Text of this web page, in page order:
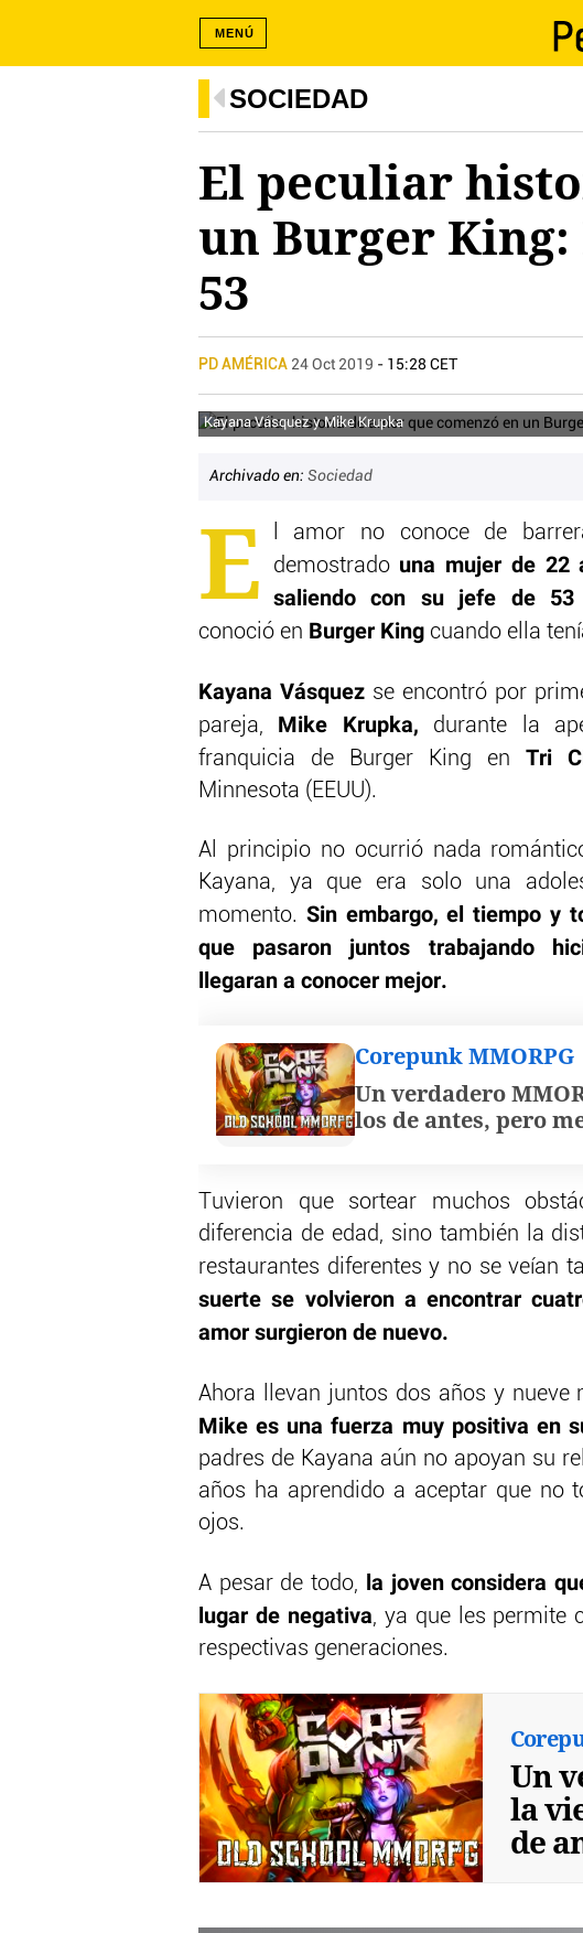
MENÚ
SOCIEDAD
El peculiar
un Burger King:
53
PD AMÉRICA 24 Oct 2019 - 15:28 CET
Kayana Vásquez y Mike Krupka
Archivado en: Sociedad
E
l amor no conoce de
demostradouna mujer de 22
saliendo con su jefe de 53
conoció en Burger King cuando ella
Kayana Vásquez se encontró por
pareja, Mike Krupka, durante la
franquicia de Burger King en
Tri
Minnesota (EEUU).
Al principio no ocurrió nada
Kayana, ya que era solo una
momento. Sin embargo, el tiempo y
que pasaron juntos trabajando
llegaran a conocer mejor.
Corepunk MMORPG
Un verdadero
los de antes, pero
Tuvieron que sortear muchos
diferencia de edad, sino también la
restaurantes diferentes y no se veían
suerte se volvieron a encontrar
amor surgieron de nuevo.
Ahora llevan juntos dos años y nueve
Mike es una fuerza muy positiva en
padres de Kayana aún no apoyan su
años ha aprendido a aceptar que no
ojos.
A pesar de todo,
la joven considera
lugar de negativa, ya que les permite
respectivas generaciones.
Un
la
de